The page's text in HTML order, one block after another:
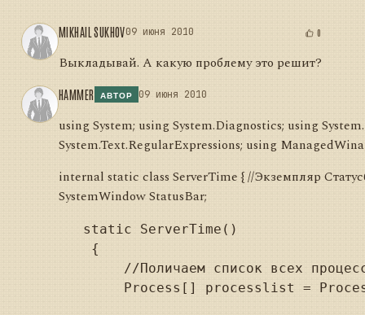
MIKHAIL SUKHOV09 июня 2010 0
Выкладывай. А какую проблему это решит?
HAMMER АВТОР 09 июня 2010
using System; using System.Diagnostics; using
System.Text.RegularExpressions; using
internal static class ServerTime { //Экземпляр
SystemWindow StatusBar;
   static ServerTime()
    {
//Поличаем список всех
Process[] processlist =